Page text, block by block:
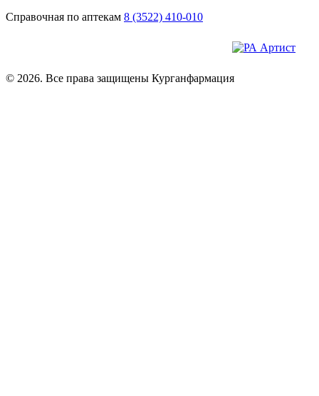
Справочная по аптекам 8 (3522) 410-010
© 2026. Все права защищены Курганфармация